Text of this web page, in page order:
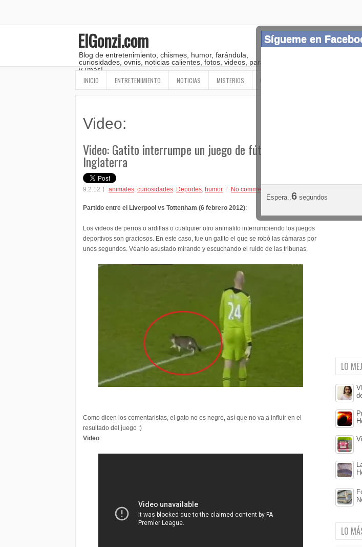
ElGonzi.com
Blog de entretenimiento, chismes, humor, farándula,
curiosidades, ovnis, noticias calientes, fotos, videos, paranormal
y ¡más!
INICIO ENTRETENIMIENTO NOTICIAS MISTERIOS OTROS
Video:
Video: Gatito interrumpe un juego de fútbol en
Inglaterra
9.2.12 animales, curiosidades, Deportes, humor No comments
Partido entre el Liverpool vs Tottenham (6 febrero 2012):
Los videos de perros o ardillas o cualquier otro animalito interrumpiendo los juegos
deportivos son graciosos. En este caso, fue un gatito el que se robó las cámaras por
unos segundos. Véanlo asustado mirando y escuchando el ruido de las tribunas.
Como dicen los comentaristas, el gato no es negro, así que no va a influír en el
resultado del juego :)
Video:
LO
Sígueme en
Espera..5 segundos
LO